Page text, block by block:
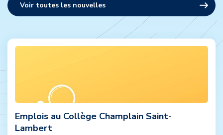
Voir toutes les nouvelles
Emplois au Collège Champlain Saint-
Lambert